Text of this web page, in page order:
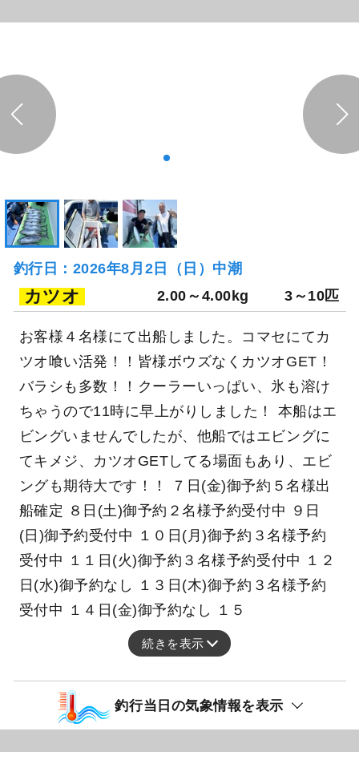
釣行日：2026年8月2日（日）中潮
カツオ 2.00～4.00kg 3～10匹
お客様４名様にて出船しました。コマセにてカ
ツオ喰い活発！！皆様ボウズなくカツオGET！
バラシも多数！！クーラーいっぱい、氷も溶け
ちゃうので11時に早上がりしました！ 本船はエ
ビングいませんでしたが、他船ではエビングに
てキメジ、カツオGETしてる場面もあり、エビ
ングも期待大です！！ ７日(金)御予約５名様出
船確定 ８日(土)御予約２名様予約受付中 ９日
(日)御予約受付中 １０日(月)御予約３名様予約
受付中 １１日(火)御予約３名様予約受付中 １２
日(水)御予約なし １３日(木)御予約３名様予約
受付中 １４日(金)御予約なし １５
続きを表示
釣行当日の気象情報を表示